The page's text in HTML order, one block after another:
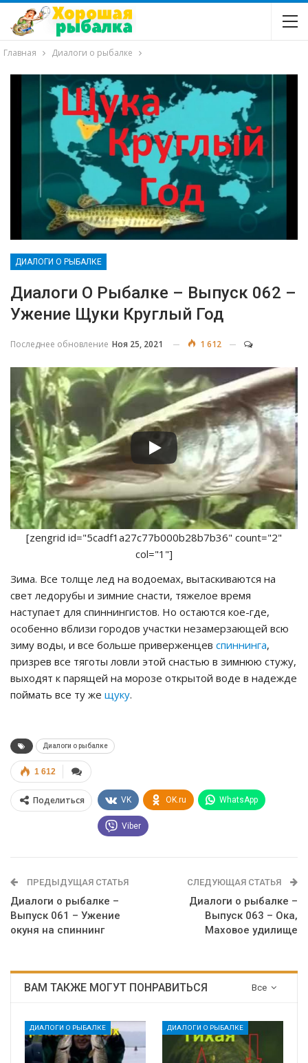
Главная Диалоги о рыбалке
ДИАЛОГИ О РЫБАЛКЕ
Диалоги О Рыбалке – Выпуск 062 –
Ужение Щуки Круглый Год
Последнее обновление Ноя 25, 2021 1 612
[zengrid id="5cadf1a27c77b000b28b7b36" count="2"
col="1"]
Зима. Все толще лед на водоемах, вытаскиваются на
свет ледорубы и зимние снасти, тяжелое время
наступает для спиннингистов. Но остаются кое-где,
особенно вблизи городов участки незамерзающей всю
зиму воды, и все больше приверженцев спиннинга,
призрев все тяготы ловли этой снастью в зимнюю стужу,
выходят к парящей на морозе открытой воде в надежде
поймать все ту же щуку.
Диалоги о рыбалке
1 612
Поделиться VK OK.ru WhatsApp
Viber
ПРЕДЫДУЩАЯ СТАТЬЯ
Диалоги о рыбалке –
Выпуск 061 – Ужение
окуня на спиннинг
СЛЕДУЮЩАЯ СТАТЬЯ
Диалоги о рыбалке –
Выпуск 063 – Ока,
Маховое удилище
Все
ВАМ ТАКЖЕ МОГУТ ПОНРАВИТЬСЯ
ДИАЛОГИ О РЫБАЛКЕ ДИАЛОГИ О РЫБАЛКЕ